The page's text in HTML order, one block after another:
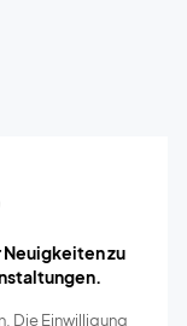
Neuigkeiten zu
Die Einwilligung